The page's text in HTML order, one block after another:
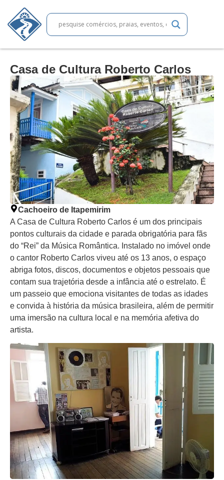
Casa de Cultura Roberto Carlos
Cachoeiro de Itapemirim
A Casa de Cultura Roberto Carlos é um dos principais
pontos culturais da cidade e parada obrigatória para fãs
do “Rei” da Música Romântica. Instalado no imóvel onde
o cantor Roberto Carlos viveu até os 13 anos, o espaço
abriga fotos, discos, documentos e objetos pessoais que
contam sua trajetória desde a infância até o estrelato. É
um passeio que emociona visitantes de todas as idades
e convida à história da música brasileira, além de permitir
uma imersão na cultura local e na memória afetiva do
artista.